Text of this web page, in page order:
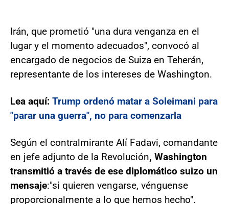
Irán, que prometió "una dura venganza en el
lugar y el momento adecuados", convocó al
encargado de negocios de Suiza en Teherán,
representante de los intereses de Washington.
Lea aquí: Trump ordenó matar a Soleimani para
"parar una guerra", no para comenzarla
Según el contralmirante Alí Fadavi, comandante
en jefe adjunto de la Revolución, Washington
transmitió a través de ese diplomático suizo un
mensaje:"si quieren vengarse, vénguense
proporcionalmente a lo que hemos hecho".